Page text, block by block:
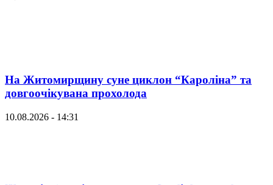
На Житомирщину суне циклон “Кароліна” та
довгоочікувана прохолода
10.08.2026 - 14:31